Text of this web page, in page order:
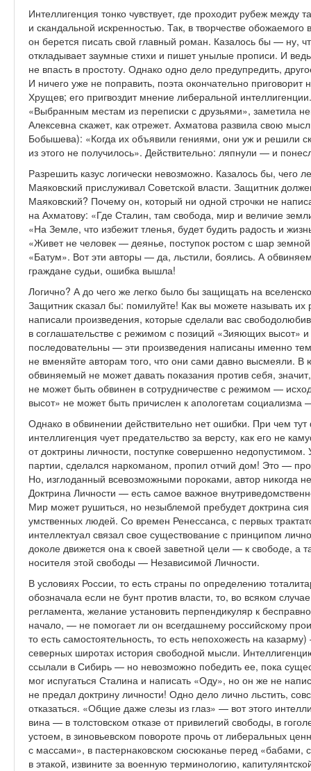
Интеллигенция тонко чувствует, где проходит рубеж
и скандальной искренностью. Так, в творчестве
он берется писать свой главный роман. Казалось бы — ну,
откладывает заумные стихи и пишет унылые прописи. И
не впасть в простоту. Однако одно дело предупредить,
И ничего уже не поправить, поэта окончательно приговорит
Хрущев; его пригвоздит мнение либеральной
«Выбранным местам из переписки с друзьями», заметила
Алексевна скажет, как отрежет. Ахматова развила свою
Бобышева): «Когда их объявили гениями, они уж и решили
из этого не получилось». Действительно: ляпнули — и
Разрешить казус логически невозможно. Казалось бы, чего
Маяковский прислуживал Советской власти. Защитник
Маяковский? Почему он, который ни одной строчки не
на Ахматову: «Где Сталин, там свобода, мир и величие
«На Земле, что избежит тленья, будет будить радость и
«Живет не человек — деянье, поступок ростом с шар
«Батум». Вот эти авторы — да, льстили, боялись. А
граждане судьи, ошибка вышла!
Логично? А до чего же легко было бы защищать на
Защитник сказал бы: помилуйте! Как вы можете называть
написали произведения, которые сделали вас
в соглашательстве с режимом с позиций «Зияющих высот»
последовательны — эти произведения написаны именно
не вменяйте авторам того, что они сами давно высмеяли.
обвиняемый не может давать показания против себя,
не может быть обвинен в сотрудничестве с режимом —
высот» не может быть причислен к апологетам
Однако в обвинении действительно нет ошибки. При чем
интеллигенция чует предательство за версту, как его не
от доктрины личности, поступке совершенно
партии, сделался наркоманом, пропил отчий дом! Это —
Но, изглоданный всевозможными пороками, автор никогда
Доктрина Личности — есть самое важное
Мир может рушиться, но незыблемой пребудет доктрина
умственных людей. Со времен Ренессанса, с первых
интеллектуал связал свое существование с принципом
доколе движется она к своей заветной цели — к свободе, а
носителя этой свободы — Независимой Личности.
В условиях России, то есть страны по определению
обозначала если не бунт против власти, то, во всяком
регламента, желание установить перпендикуляр к
начало, — не помогает ли он всегдашнему российскому
то есть самостоятельность, то есть непохожесть на
северных широтах история свободной мысли.
ссылали в Сибирь — но невозможно победить ее, пока
мог испугаться Сталина и написать «Оду», но он же не
не предал доктрину личности! Одно дело лично льстить,
отказаться. «Общие даже слезы из глаз» — вот этого
вина — в толстовском отказе от привилегий свободы, в
устоем, в зиновьевском повороте прочь от либеральных
с массами», в пастернаковском сюсюканье перед
в этакой, извините за военную терминологию,